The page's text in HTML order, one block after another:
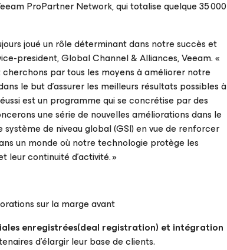
ProPartner Network, qui totalise quelque 35 000
joué un rôle déterminant dans notre succès et
president, Global Channel & Alliances, Veeam. «
par tous les moyens à améliorer notre
le but d’assurer les meilleurs résultats possibles à
est un programme qui se concrétise par des
une série de nouvelles améliorations dans le
de niveau global (GSI) en vue de renforcer
un monde où notre technologie protège les
leur continuité d’activité. »
sur la marge avant
enregistrées(deal registration) et intégration
d’élargir leur base de clients.